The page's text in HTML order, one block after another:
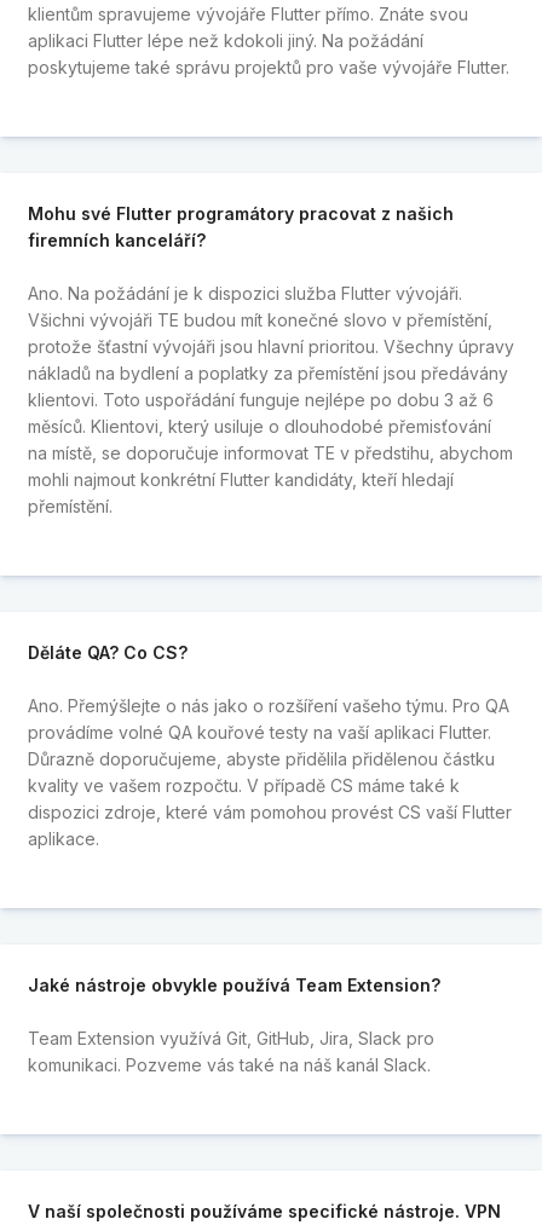
klientům spravujeme vývojáře Flutter přímo. Znáte svou
aplikaci Flutter lépe než kdokoli jiný. Na požádání
poskytujeme také správu projektů pro vaše vývojáře Flutter.
Mohu své Flutter programátory pracovat z našich
firemních kanceláří?
Ano. Na požádání je k dispozici služba Flutter vývojáři.
Všichni vývojáři TE budou mít konečné slovo v přemístění,
protože šťastní vývojáři jsou hlavní prioritou. Všechny úpravy
nákladů na bydlení a poplatky za přemístění jsou předávány
klientovi. Toto uspořádání funguje nejlépe po dobu 3 až 6
měsíců. Klientovi, který usiluje o dlouhodobé přemisťování
na místě, se doporučuje informovat TE v předstihu, abychom
mohli najmout konkrétní Flutter kandidáty, kteří hledají
přemístění.
Děláte QA? Co CS?
Ano. Přemýšlejte o nás jako o rozšíření vašeho týmu. Pro QA
provádíme volné QA kouřové testy na vaší aplikaci Flutter.
Důrazně doporučujeme, abyste přidělila přidělenou částku
kvality ve vašem rozpočtu. V případě CS máme také k
dispozici zdroje, které vám pomohou provést CS vaší Flutter
aplikace.
Jaké nástroje obvykle používá Team Extension?
Team Extension využívá Git, GitHub, Jira, Slack pro
komunikaci. Pozveme vás také na náš kanál Slack.
V naší společnosti používáme specifické nástroje. VPN